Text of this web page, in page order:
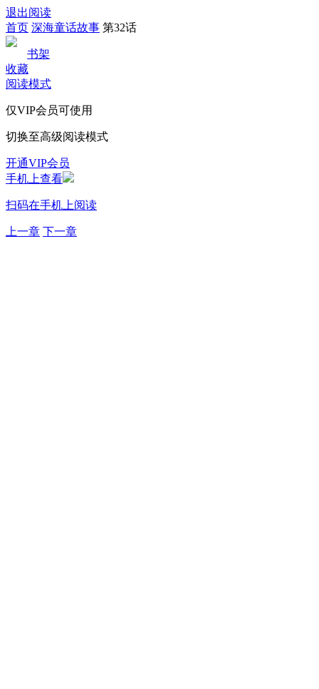
退出阅读
首页 深海童话故事 第32话
书架
收藏
阅读模式
仅VIP会员可使用
切换至高级阅读模式
开通VIP会员
手机上查看
扫码在手机上阅读
上一章 下一章